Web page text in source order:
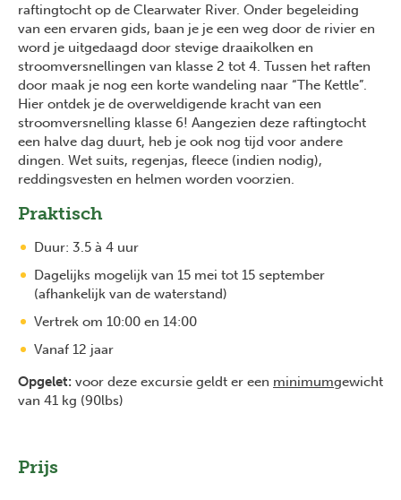
raftingtocht op de Clearwater River. Onder begeleiding
van een ervaren gids, baan je je een weg door de rivier en
word je uitgedaagd door stevige draaikolken en
stroomversnellingen van klasse 2 tot 4. Tussen het raften
door maak je nog een korte wandeling naar “The Kettle”.
Hier ontdek je de overweldigende kracht van een
stroomversnelling klasse 6! Aangezien deze raftingtocht
een halve dag duurt, heb je ook nog tijd voor andere
dingen. Wet suits, regenjas, fleece (indien nodig),
reddingsvesten en helmen worden voorzien.
Praktisch
Duur: 3.5 à 4 uur
Dagelijks mogelijk van 15 mei tot 15 september
(afhankelijk van de waterstand)
Vertrek om 10:00 en 14:00
Vanaf 12 jaar
Opgelet: voor deze excursie geldt er een minimumgewicht
van 41 kg (90lbs)
Prijs